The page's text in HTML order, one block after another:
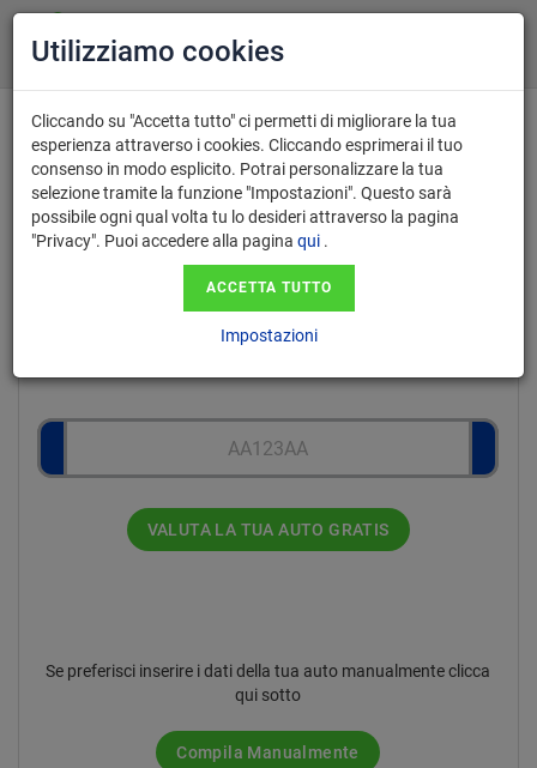
Valutazione gratuita e acquisto auto
usate a Taranto
con pagamento immediato
Inserisci il numero di targa nel
VALUTA LA TUA AUTO GRATIS
Se preferisci inserire i dati della tua auto manualmente clicca
qui sotto
Compila Manualmente
Utilizziamo cookies
Cliccando su "Accetta tutto" ci permetti di migliorare la tua
esperienza attraverso i cookies. Cliccando esprimerai il tuo
consenso in modo esplicito. Potrai personalizzare la tua
selezione tramite la funzione "Impostazioni". Questo sarà
possibile ogni qual volta tu lo desideri attraverso la pagina
"Privacy". Puoi accedere alla pagina qui .
ACCETTA TUTTO
Impostazioni